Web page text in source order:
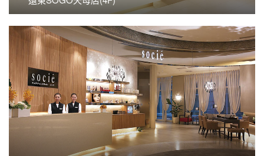
看更多
BELLAVITA信義店(3F)